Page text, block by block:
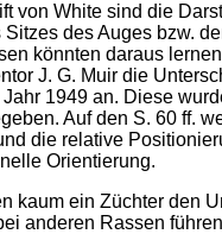
von White sind die
des Auges bzw.
könnten daraus
J. G. Muir die
1949 an. Diese
Auf den S. 60 ff.
die relative
Orientierung.
kaum ein Züchter den
anderen Rassen